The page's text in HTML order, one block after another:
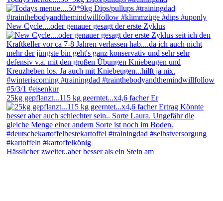
New Cycle....oder genauer gesagt der erste Zyklus
25kg gepflanzt...115 kg geerntet...x4,6 facher Er
Hässlicher zweiter..aber besser als ein Stein am